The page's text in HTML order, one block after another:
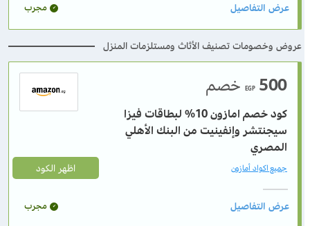
مجرب
عروض وخصومات تصنيف الأثاث ومستلزمات المنزل
500
EGP خصم
كود خصم امازون 10% لبطاقات فيزا
سيجنتشر وإنفينيت من البنك الأهلي
المصري
اظهر الكود جميع اكواد أمازون
مجرب